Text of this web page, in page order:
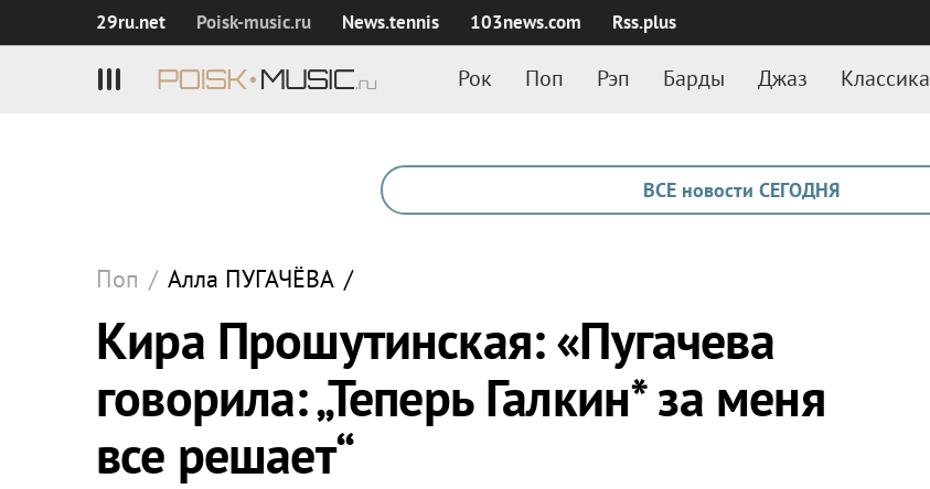
29ru.net Poisk‑music.ru News.tennis 103news.com Rss.plus
Рок Поп Рэп Барды Джаз Классика
ВСЕ новости СЕГОДНЯ
Поп / Алла ПУГАЧЁВА /
Кира Прошутинская: «Пугачева
говорила: „Теперь Галкин* за меня
все решает“